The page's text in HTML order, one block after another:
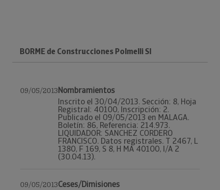
BORME de Construcciones Polmelli Sl
09/05/2013Nombramientos
Inscrito el 30/04/2013. Sección: 8, Hoja
Registral: 40100, Inscripción: 2.
Publicado el 09/05/2013 en MALAGA.
Boletín: 86, Referencia: 214.973.
LIQUIDADOR: SANCHEZ CORDERO
FRANCISCO. Datos registrales. T 2467, L
1380, F 169, S 8, H MA 40100, I/A 2
(30.04.13).
09/05/2013Ceses/Dimisiones